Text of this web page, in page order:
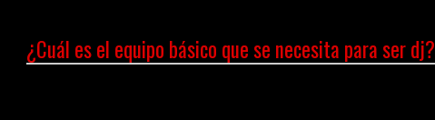
¿Cuál es el equipo básico que se necesita para ser dj?